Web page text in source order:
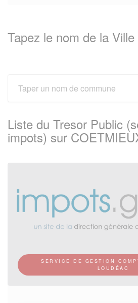
Tapez le nom de la
Liste du Tresor Public
impots) sur
SERVICE DE GESTION
LOUDÉAC